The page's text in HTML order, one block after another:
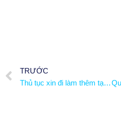
TRƯỚC
Thủ tục xin đi làm thêm tại Nhật cho du học sinh